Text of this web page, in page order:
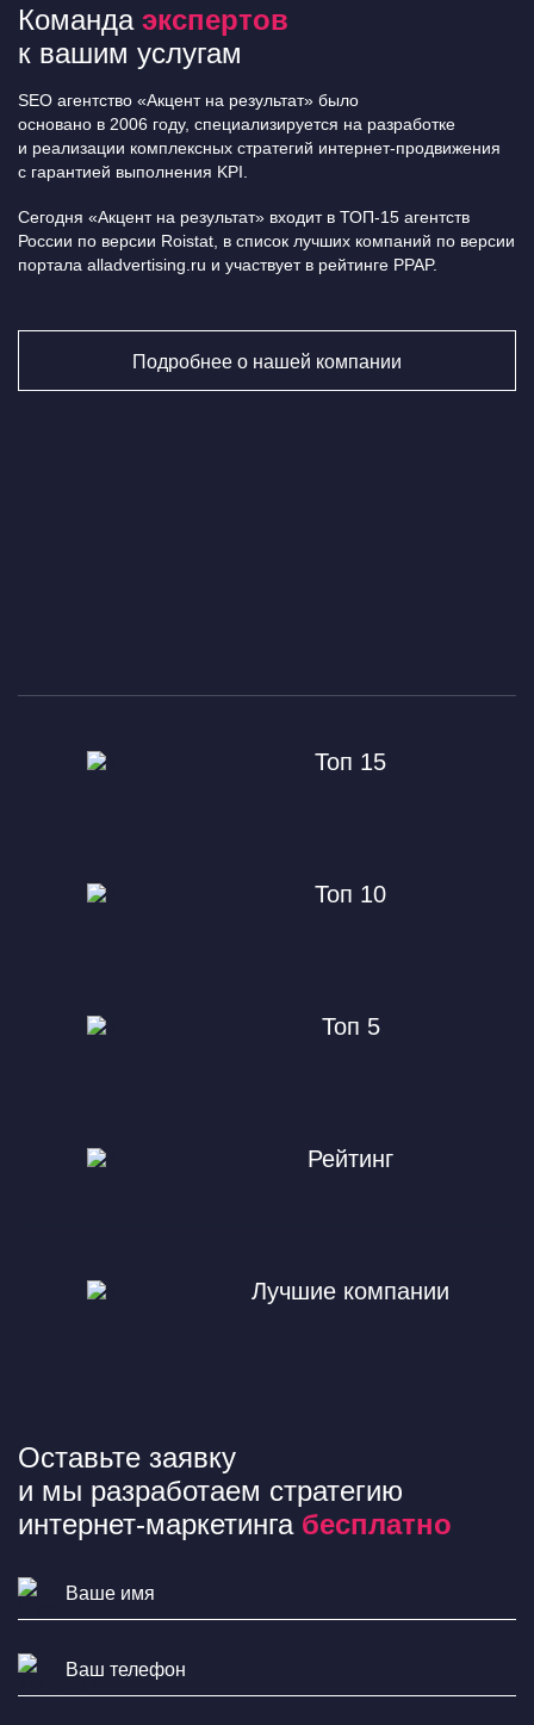
Команда экспертов
к вашим услугам
SEO агентство «Акцент на результат» было
основано в 2006 году, специализируется на разработке
и реализации комплексных стратегий интернет-продвижения
с гарантией выполнения KPI.
Сегодня «Акцент на результат» входит в ТОП-15 агентств
России по версии Roistat, в список лучших компаний по версии
портала alladvertising.ru и участвует в рейтинге PPAP.
Подробнее о нашей компании
Топ 15
Топ 10
Топ 5
Рейтинг
Лучшие компании
Оставьте заявку
и мы разработаем стратегию
интернет-маркетинга бесплатно